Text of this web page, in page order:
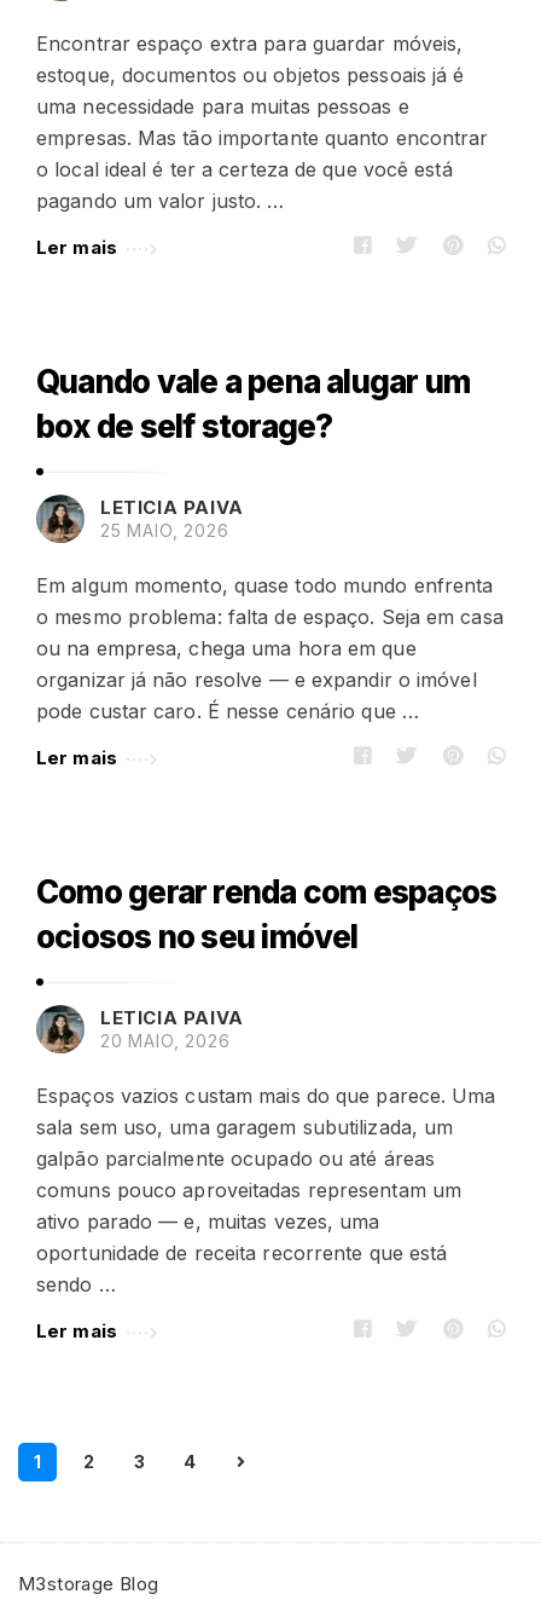
Encontrar espaço extra para guardar móveis,
estoque, documentos ou objetos pessoais já é
uma necessidade para muitas pessoas e
empresas. Mas tão importante quanto encontrar
o local ideal é ter a certeza de que você está
pagando um valor justo. …
Ler mais
Quando vale a pena alugar um
box de self storage?
LETICIA PAIVA
25 MAIO, 2026
Em algum momento, quase todo mundo enfrenta
o mesmo problema: falta de espaço. Seja em casa
ou na empresa, chega uma hora em que
organizar já não resolve — e expandir o imóvel
pode custar caro. É nesse cenário que …
Ler mais
Como gerar renda com espaços
ociosos no seu imóvel
LETICIA PAIVA
20 MAIO, 2026
Espaços vazios custam mais do que parece. Uma
sala sem uso, uma garagem subutilizada, um
galpão parcialmente ocupado ou até áreas
comuns pouco aproveitadas representam um
ativo parado — e, muitas vezes, uma
oportunidade de receita recorrente que está
sendo …
Ler mais
N
v
e
1 2 3 4
M3storage Blog